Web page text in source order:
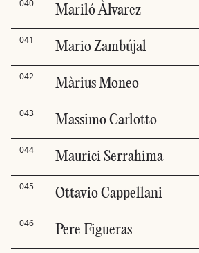
040 Mariló Àlvarez
041 Mario Zambújal
042 Màrius Moneo
043 Massimo Carlotto
044 Maurici Serrahima
045 Ottavio Cappellani
046 Pere Figueras